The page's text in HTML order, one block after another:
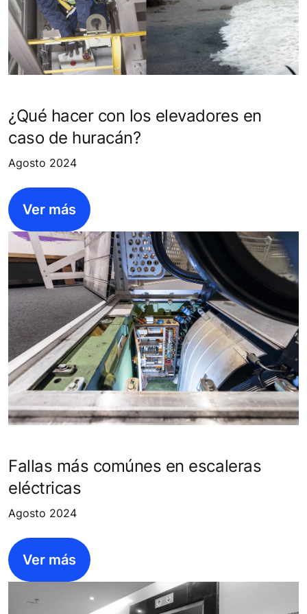
¿Qué hacer con los elevadores en
caso de huracán?
Agosto 2024
Ver más
Fallas más comúnes en escaleras
eléctricas
Agosto 2024
Ver más